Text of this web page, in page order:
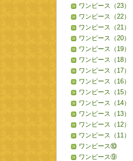
ワンピース（23）
ワンピース（22）
ワンピース（21）
ワンピース（20）
ワンピース（19）
ワンピース（18）
ワンピース（17）
ワンピース（16）
ワンピース（15）
ワンピース（14）
ワンピース（13）
ワンピース（12）
ワンピース（11）
ワンピース⑩
ワンピース⑨